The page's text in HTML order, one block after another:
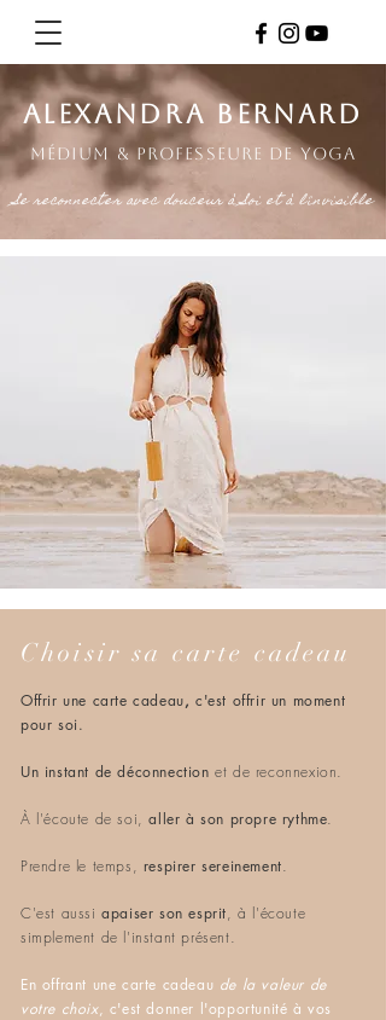
alexandra bernarD
Médium & professeure de yoga
Se reconnecter avec douceur à Soi et à l'invisible
Choisir sa carte cadeau
Offrir une carte cadeau, c'est offrir un moment
pour soi.
Un instant de déconnection et de reconnexion.
À l'écoute de soi,aller à son propre rythme.
Prendre le temps, respirer sereinement.
C'est aussiapaiser son esprit, à l'écoute
simplement de l'instant présent.
En offrant une carte cadeau de la valeur de
votre choix, c'est donner l'opportunité à vos